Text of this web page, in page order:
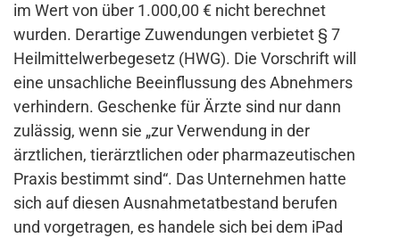
im Wert von über 1.000,00 € nicht berechnet
wurden. Derartige Zuwendungen verbietet § 7
Heilmittelwerbegesetz (HWG). Die Vorschrift will
eine unsachliche Beeinflussung des Abnehmers
verhindern. Geschenke für Ärzte sind nur dann
zulässig, wenn sie „zur Verwendung in der
ärztlichen, tierärztlichen oder pharmazeutischen
Praxis bestimmt sind“. Das Unternehmen hatte
sich auf diesen Ausnahmetatbestand berufen
und vorgetragen, es handele sich bei dem iPad